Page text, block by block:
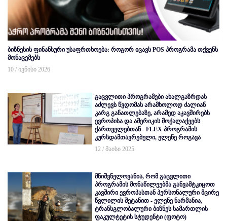
ბიზნესის ფინანსური უსაფრთხოება: როგორ იცავს POS პროგრამა თქვენს
მონაცემებს
10 / ივნისი 2026
გაცვლითი პროგრამები ახალგაზრდას
აძლევს წვდომას არამხოლოდ ძალიან
კარგ განათლებაზე, არამედ აკავშირებს
ევროპისა და ამერიკის მოქალაქეებს
ქართველებთან - FLEX პროგრამის
კურსდამთავრებული, ელენე როგავა
12 / მაისი 2025
მნიშვნელოვანია, რომ გაცვლითი
პროგრამის მონაწილეებმა განვამტკიცოთ
კავშირი ევროპასთან პერსონალური მცირე
წვლილის შეტანით - ელენე ნარმანია,
ტრანსგლობალური ბიზნეს სამართლის
ფაკულტეტის სტუდენტი (ფოტო)